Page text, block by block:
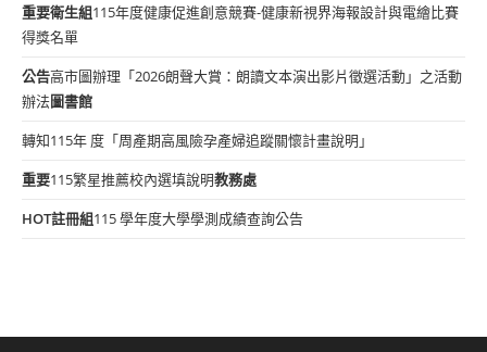
重要衛生組115年度健康促進創意競賽-健康新視界海報設計與電繪比賽
得獎名單
公告高市圖辦理「2026朗聲大賞：朗讀文本演出影片徵選活動」之活動
辦法圖書館
轉知115年 度「周產期高風險孕產婦追蹤關懷計畫說明」
重要115繁星推薦校內選填說明教務處
HOT註冊組115 學年度大學學測成績查詢公告